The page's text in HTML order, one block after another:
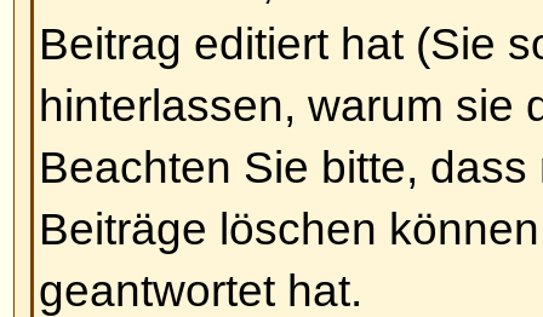
bieten Ihnen große Kontrolle
etwas angezeigt wird. Für
BBCode sollten Sie die
Beitrag schreiben-Seite aus
Nach oben
Darf ich HTML benutzen?